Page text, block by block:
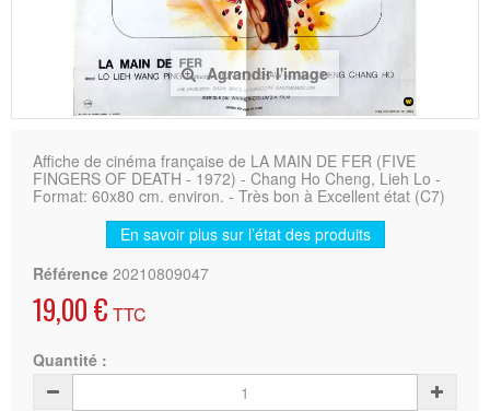
Agrandir l'image
Affiche de cinéma française de LA MAIN DE FER (FIVE
FINGERS OF DEATH - 1972) - Chang Ho Cheng, Lieh Lo -
Format: 60x80 cm. environ. - Très bon à Excellent état (C7)
En savoir plus sur l’état des produits
Référence 20210809047
19,00 € TTC
Quantité :